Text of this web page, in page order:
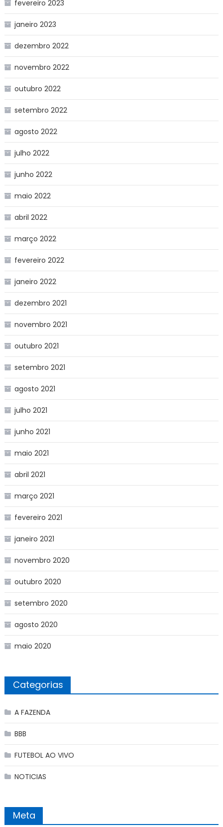
fevereiro 2023
janeiro 2023
dezembro 2022
novembro 2022
outubro 2022
setembro 2022
agosto 2022
julho 2022
junho 2022
maio 2022
abril 2022
março 2022
fevereiro 2022
janeiro 2022
dezembro 2021
novembro 2021
outubro 2021
setembro 2021
agosto 2021
julho 2021
junho 2021
maio 2021
abril 2021
março 2021
fevereiro 2021
janeiro 2021
novembro 2020
outubro 2020
setembro 2020
agosto 2020
maio 2020
Categorias
A FAZENDA
BBB
FUTEBOL AO VIVO
NOTICIAS
Meta